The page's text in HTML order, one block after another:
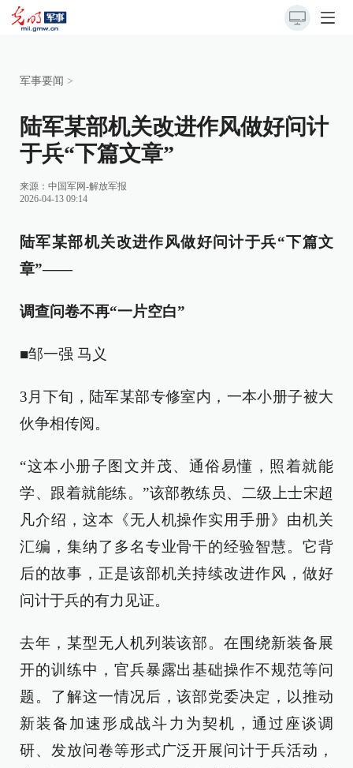
军事要闻 >
陆军某部机关改进作风做好问计
于兵“下篇文章”
来源： 中国军网-解放军报
2026-04-13 09:14
陆军某部机关改进作风做好问计于兵“下篇文
章”——
调查问卷不再“一片空白”
■邹一强 马义
3月下旬，陆军某部专修室内，一本小册子被大
伙争相传阅。
“这本小册子图文并茂、通俗易懂，照着就能
学、跟着就能练。”该部教练员、二级上士宋超
凡介绍，这本《无人机操作实用手册》由机关
汇编，集纳了多名专业骨干的经验智慧。它背
后的故事，正是该部机关持续改进作风，做好
问计于兵的有力见证。
去年，某型无人机列装该部。在围绕新装备展
开的训练中，官兵暴露出基础操作不规范等问
题。了解这一情况后，该部党委决定，以推动
新装备加速形成战斗力为契机，通过座谈调
研、发放问卷等形式广泛开展问计于兵活动，